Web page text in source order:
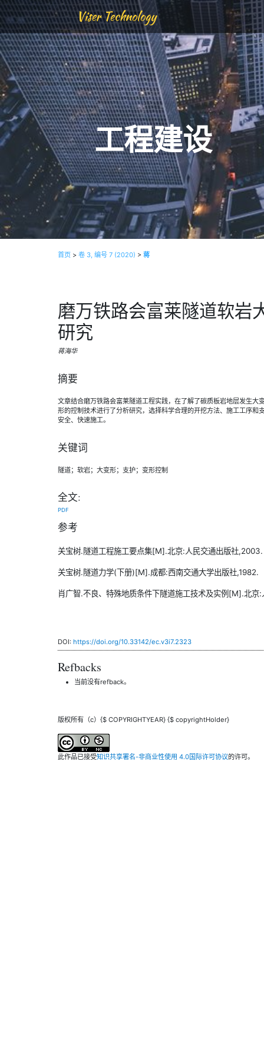
Viser Technology
工程建设
首页 > 卷 3, 编号 7 (2020) > 蒋
磨万铁路会富莱隧道软岩
研究
蒋海华
摘要
文章结合磨万铁路会富莱隧道工程实践，在了解了碳质板岩地层发生大
形的控制技术进行了分析研究，选择科学合理的开挖方法、施工工序和
安全、快速施工。
关键词
隧道；软岩；大变形；支护；变形控制
全文:
PDF
参考
关宝树.隧道工程施工要点集[M].北京:人民交通出版社,2003.
关宝树.隧道力学(下册)[M].成都:西南交通大学出版社,1982.
肖广智.不良、特殊地质条件下隧道施工技术及实例[M].北京
DOI: https://doi.org/10.33142/ec.v3i7.2323
Refbacks
当前没有refback。
版权所有（c）{$ COPYRIGHTYEAR} {$ copyrightHolder}
此作品已接受知识共享署名-非商业性使用 4.0国际许可协议的许可。